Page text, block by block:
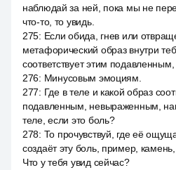
наблюдай за ней, пока мы не
что-то, то увидь.
275: Если обида, гнев или
метафорический образ внутри
соответствует этим
276: Минусовым эмоциям.
277: Где в теле и какой образ
подавленным, невыраженным,
теле, если это боль?
278: То прочувствуй, где её
создаёт эту боль, пример,
Что у тебя увид сейчас?